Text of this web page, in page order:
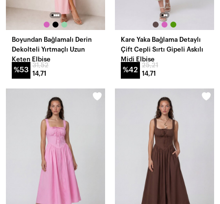
Boyundan Bağlamalı Derin
Dekolteli Yırtmaçlı Uzun
Keten Elbise
%53
31,52
14,71
Kare Yaka Bağlama Detaylı
Çift Cepli Sırtı Gipeli Askılı
Midi Elbise
%42
25,21
14,71